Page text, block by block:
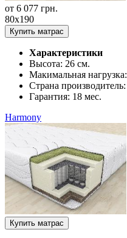
от 6 077 грн.
80x190
Купить матрас
Характеристики
Высота: 26 см.
Макимальная нагрузка:
Страна производитель:
Гарантия: 18 мес.
Harmony
Купить матрас